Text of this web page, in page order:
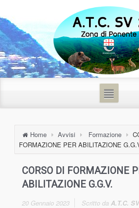
Home Avvisi Formazione
FORMAZIONE PER ABILITAZIONE
CORSO DI FORMAZIONE
ABILITAZIONE G.G.V.
20 Gennaio 2023 Scritto da A.T.C.